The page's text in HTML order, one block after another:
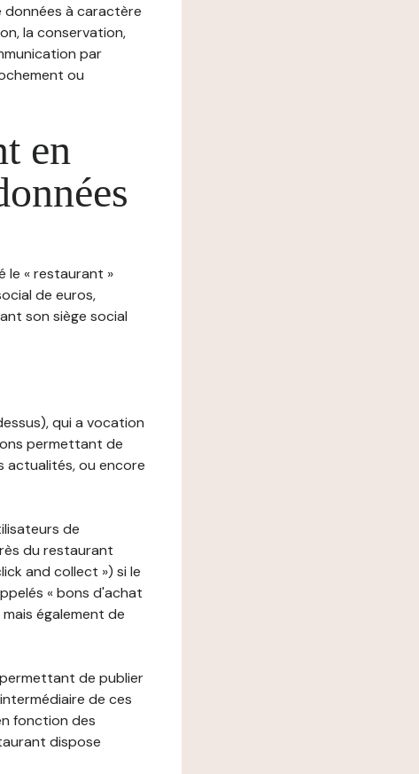
données à caractère
la conservation,
par
ou
en
le « restaurant »
de euros,
son siège social
qui a vocation
permettant de
actualités, ou encore
de
du restaurant
and collect ») si le
« bons d'achat
également de
de publier
de ces
fonction des
dispose